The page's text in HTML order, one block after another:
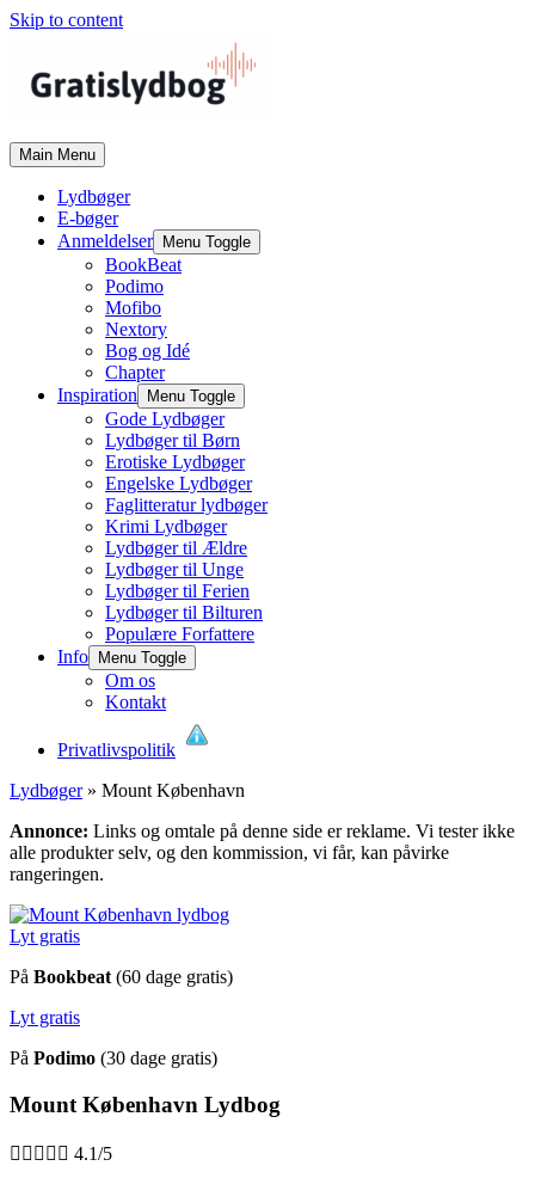
Skip to content
Main Menu
Lydbøger
E-bøger
Anmeldelser
Menu Toggle
BookBeat
Podimo
Mofibo
Nextory
Bog og Idé
Chapter
Inspiration
Menu Toggle
Gode Lydbøger
Lydbøger til Børn
Erotiske Lydbøger
Engelske Lydbøger
Faglitteratur lydbøger
Krimi Lydbøger
Lydbøger til Ældre
Lydbøger til Unge
Lydbøger til Ferien
Lydbøger til Bilturen
Populære Forfattere
Info
Menu Toggle
Om os
Kontakt
Privatlivspolitik
Lydbøger» Mount København
Annonce: Links og omtale på denne side er reklame. Vi tester ikke
alle produkter selv, og den kommission, vi får, kan påvirke
rangeringen.
Lyt gratis
På Bookbeat (60 dage gratis)
Lyt gratis
På Podimo (30 dage gratis)
Mount København Lydbog
     4.1/5